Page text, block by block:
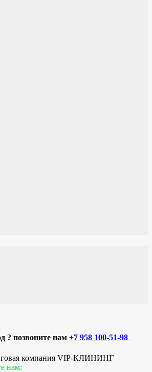
? позвоните нам +7 958 100-51-98
компания VIP-КЛИНИНГ
нам: